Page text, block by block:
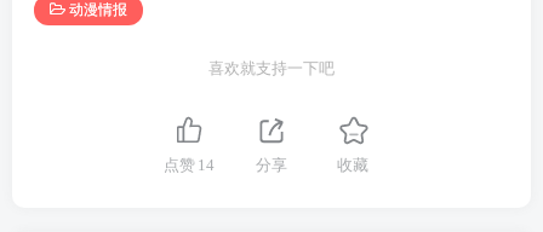
动漫情报
喜欢就支持一下吧
点赞 14 分享 收藏